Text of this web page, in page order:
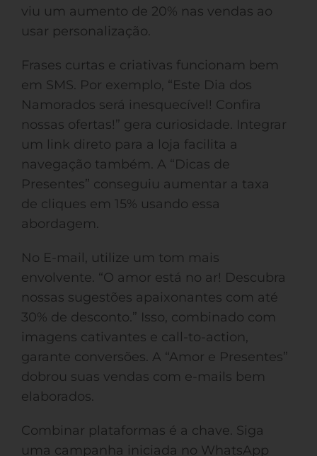
viu um aumento de 20% nas vendas ao
usar personalização.
Frases curtas e criativas funcionam bem
em SMS. Por exemplo, “Este Dia dos
Namorados será inesquecível! Confira
nossas ofertas!” gera curiosidade. Integrar
um link direto para a loja facilita a
navegação também. A “Dicas de
Presentes” conseguiu aumentar a taxa
de cliques em 15% usando essa
abordagem.
No E-mail, utilize um tom mais
envolvente. “O amor está no ar! Descubra
nossas sugestões apaixonantes com até
30% de desconto.” Isso, combinado com
imagens cativantes e call-to-action,
garante conversões. A “Amor e Presentes”
dobrou suas vendas com e-mails bem
elaborados.
Combinar plataformas é a chave. Siga
uma campanha iniciada no WhatsApp